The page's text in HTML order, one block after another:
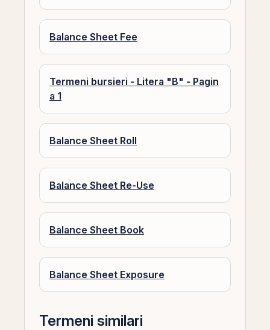
Balance Sheet Fee
Termeni bursieri - Litera "B" - Pagin
a 1
Balance Sheet Roll
Balance Sheet Re-Use
Balance Sheet Book
Balance Sheet Exposure
Termeni similari